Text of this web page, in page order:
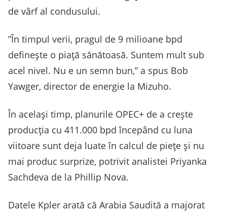
de vârf al condusului.
”În timpul verii, pragul de 9 milioane bpd
defineşte o piaţă sănătoasă. Suntem mult sub
acel nivel. Nu e un semn bun,” a spus Bob
Yawger, director de energie la Mizuho.
În acelaşi timp, planurile OPEC+ de a creşte
producţia cu 411.000 bpd începând cu luna
viitoare sunt deja luate în calcul de pieţe şi nu
mai produc surprize, potrivit analistei Priyanka
Sachdeva de la Phillip Nova.
Datele Kpler arată că Arabia Saudită a majorat